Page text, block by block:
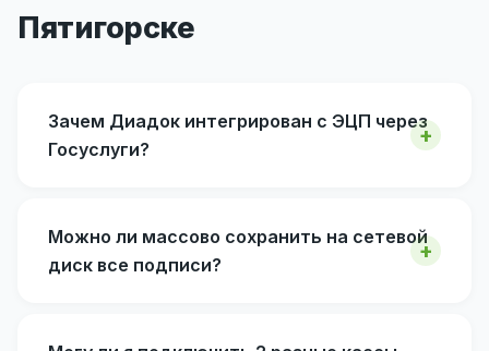
Пятигорске
Зачем Диадок интегрирован с ЭЦП через
Госуслуги?
Можно ли массово сохранить на сетевой
диск все подписи?